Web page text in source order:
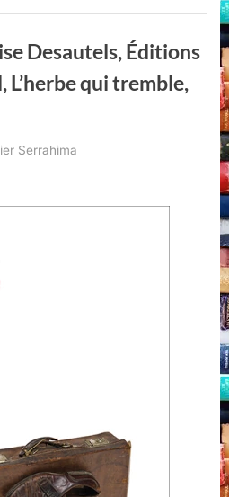
Desautels, Éditions
qui tremble,
Serrahima